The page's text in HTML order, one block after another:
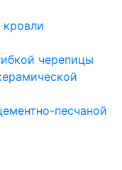
черепицы
песчаной